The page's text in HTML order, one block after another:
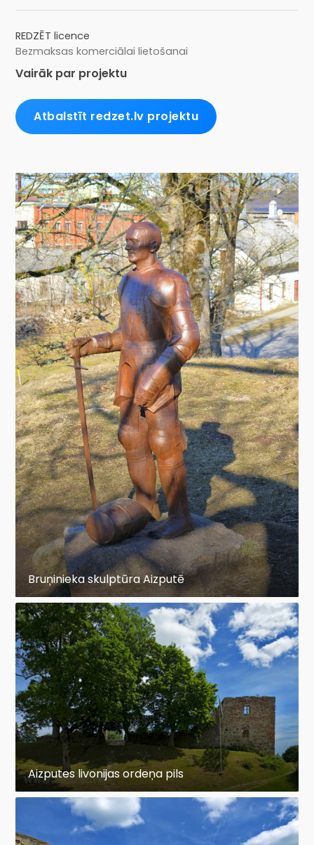
REDZĒT licence
Bezmaksas komerciālai lietošanai
Vairāk par projektu
Atbalstīt redzet.lv projektu
Bruņinieka skulptūra Aizputē
Aizputes livonijas ordeņa pils